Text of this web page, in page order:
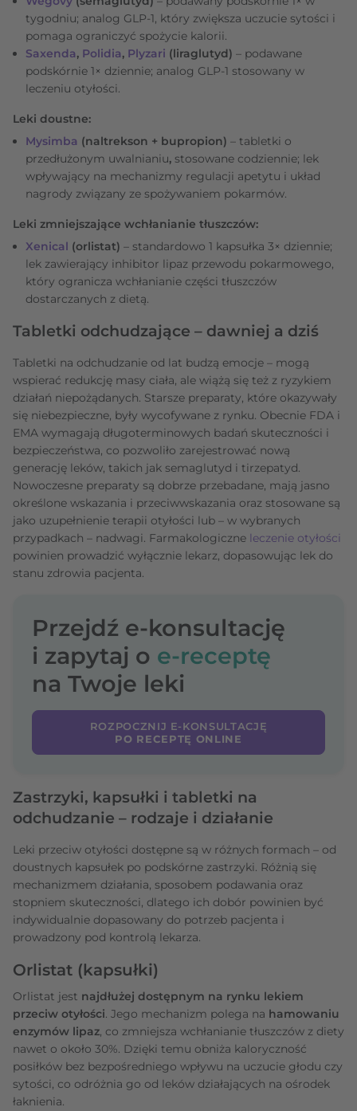
tygodniu; analog GLP-1, który zwiększa uczucie sytości i
pomaga ograniczyć spożycie kalorii.
Saxenda, Polidia, Plyzari (liraglutyd) – podawane
podskórnie 1× dziennie; analog GLP-1 stosowany w
leczeniu otyłości.
Leki doustne:
Mysimba (naltrekson + bupropion) – tabletki o
przedłużonym uwalnianiu, stosowane codziennie; lek
wpływający na mechanizmy regulacji apetytu i układ
nagrody związany ze spożywaniem pokarmów.
Leki zmniejszające wchłanianie tłuszczów:
Xenical (orlistat) – standardowo 1 kapsułka 3× dziennie;
lek zawierający inhibitor lipaz przewodu pokarmowego,
który ogranicza wchłanianie części tłuszczów
dostarczanych z dietą.
Tabletki odchudzające – dawniej a dziś
Tabletki na odchudzanie od lat budzą emocje – mogą
wspierać redukcję masy ciała, ale wiążą się też z ryzykiem
działań niepożądanych. Starsze preparaty, które okazywały
się niebezpieczne, były wycofywane z rynku. Obecnie FDA i
EMA wymagają długoterminowych badań skuteczności i
bezpieczeństwa, co pozwoliło zarejestrować nową
generację leków, takich jak semaglutyd i tirzepatyd.
Nowoczesne preparaty są dobrze przebadane, mają jasno
określone wskazania i przeciwwskazania oraz stosowane są
jako uzupełnienie terapii otyłości lub – w wybranych
przypadkach – nadwagi. Farmakologiczne leczenie otyłości
powinien prowadzić wyłącznie lekarz, dopasowując lek do
stanu zdrowia pacjenta.
Przejdź e-konsultację
i zapytaj o e-receptę
na Twoje leki
ROZPOCZNIJ E-KONSULTACJĘ
PO RECEPTĘ ONLINE
Zastrzyki, kapsułki i tabletki na
odchudzanie – rodzaje i działanie
Leki przeciw otyłości dostępne są w różnych formach – od
doustnych kapsułek po podskórne zastrzyki. Różnią się
mechanizmem działania, sposobem podawania oraz
stopniem skuteczności, dlatego ich dobór powinien być
indywidualnie dopasowany do potrzeb pacjenta i
prowadzony pod kontrolą lekarza.
Orlistat (kapsułki)
Orlistat jest najdłużej dostępnym na rynku lekiem
przeciw otyłości. Jego mechanizm polega na hamowaniu
enzymów lipaz, co zmniejsza wchłanianie tłuszczów z diety
nawet o około 30%. Dzięki temu obniża kaloryczność
posiłków bez bezpośredniego wpływu na uczucie głodu czy
sytości, co odróżnia go od leków działających na ośrodek
łaknienia.